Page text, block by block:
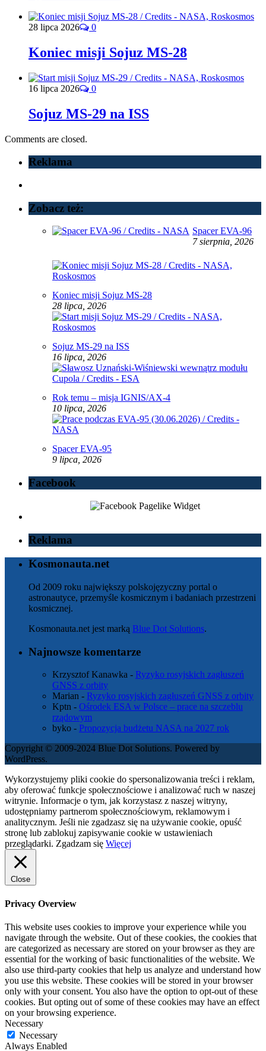
28 lipca 2026 0
Koniec misji Sojuz MS-28
16 lipca 2026 0
Sojuz MS-29 na ISS
Comments are closed.
Reklama
Zobacz też:
Spacer EVA-96
7 sierpnia, 2026
Koniec misji Sojuz MS-28
28 lipca, 2026
Sojuz MS-29 na ISS
16 lipca, 2026
Rok temu – misja IGNIS/AX-4
10 lipca, 2026
Spacer EVA-95
9 lipca, 2026
Facebook
Reklama
Kosmonauta.net
Od 2009 roku największy polskojęzyczny portal o
astronautyce, przemyśle kosmicznym i badaniach przestrzeni
kosmicznej.
Kosmonauta.net jest marką Blue Dot Solutions.
Najnowsze komentarze
Krzysztof Kanawka - Ryzyko rosyjskich zagłuszeń
GNSS z orbity
Marian - Ryzyko rosyjskich zagłuszeń GNSS z orbity
Kptn - Ośrodek ESA w Polsce – prace na szczeblu
rządowym
byko - Propozycja budżetu NASA na 2027 rok
Copyright © 2009-2024 Blue Dot Solutions. Powered by
WordPress.
Wykorzystujemy pliki cookie do spersonalizowania treści i reklam,
aby oferować funkcje społecznościowe i analizować ruch w naszej
witrynie. Informacje o tym, jak korzystasz z naszej witryny,
udostępniamy partnerom społecznościowym, reklamowym i
analitycznym. Jeśli nie zgadzasz się na używanie cookie, opuść
stronę lub zablokuj zapisywanie cookie w ustawieniach
przeglądarki. Zgadzam się Więcej
Close
Privacy Overview
This website uses cookies to improve your experience while you
navigate through the website. Out of these cookies, the cookies that
are categorized as necessary are stored on your browser as they are
essential for the working of basic functionalities of the website. We
also use third-party cookies that help us analyze and understand how
you use this website. These cookies will be stored in your browser
only with your consent. You also have the option to opt-out of these
cookies. But opting out of some of these cookies may have an effect
on your browsing experience.
Necessary
Necessary
Always Enabled